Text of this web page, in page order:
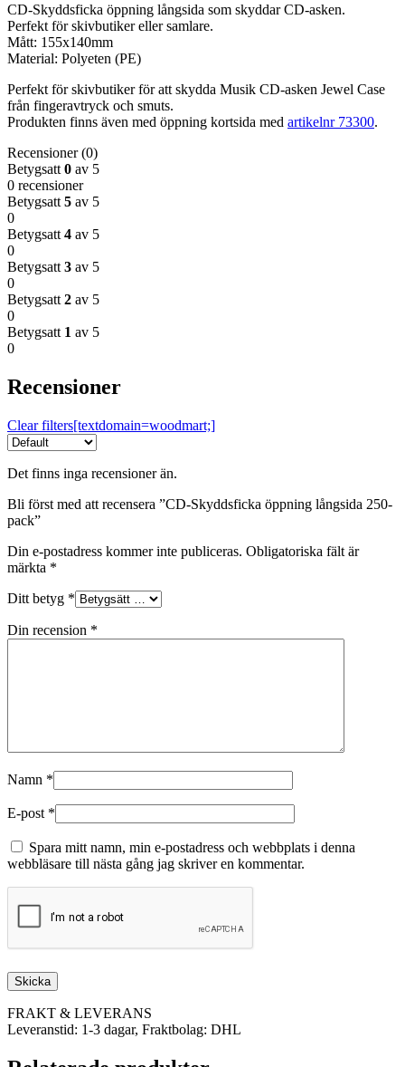
CD-Skyddsficka öppning långsida som skyddar CD-asken.
Perfekt för skivbutiker eller samlare.
Mått: 155x140mm
Material: Polyeten (PE)
Perfekt för skivbutiker för att skydda Musik CD-asken Jewel Case
från fingeravtryck och smuts.
Produkten finns även med öppning kortsida med artikelnr 73300.
Recensioner (0)
Betygsatt 0 av 5
0 recensioner
Betygsatt 5 av 5
0
Betygsatt 4 av 5
0
Betygsatt 3 av 5
0
Betygsatt 2 av 5
0
Betygsatt 1 av 5
0
Recensioner
Clear filters[textdomain=woodmart;]
Det finns inga recensioner än.
Bli först med att recensera ”CD-Skyddsficka öppning långsida 250-
pack”
Din e-postadress kommer inte publiceras. Obligatoriska fält är
märkta *
Ditt betyg *
Din recension *
Namn *
E-post *
Spara mitt namn, min e-postadress och webbplats i denna
webbläsare till nästa gång jag skriver en kommentar.
FRAKT & LEVERANS
Leveranstid: 1-3 dagar, Fraktbolag: DHL